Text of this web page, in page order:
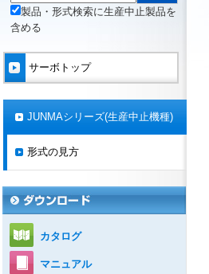
製品・形式検索に生産中止製品を
含める
サーボトップ
JUNMAシリーズ(生産中止機種)
形式の見方
カタログ
マニュアル